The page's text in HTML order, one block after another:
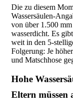
Die zu diesem
Wassersäulen-
von über 1.500
wasserdicht. Es
weit in den 5-
Folgerung: Je
und Matschhose
Hohe
Eltern müssen